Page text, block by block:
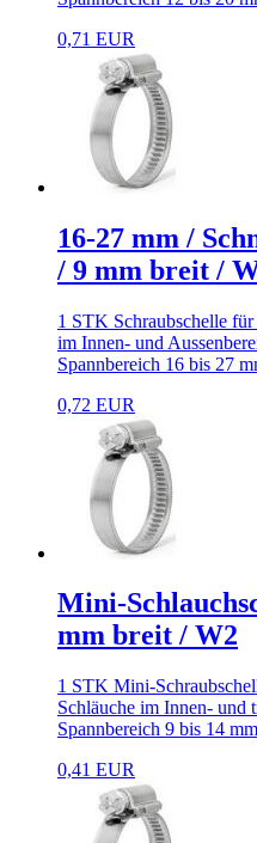
0,71 EUR
16-27 mm /
/ 9 mm breit /
1 STK Schraubschelle
im Innen- und
Spannbereich 16 bis 27
0,72 EUR
Mini-
mm breit / W2
1 STK Mini-
Schläuche im Innen- und
Spannbereich 9 bis 14
0,41 EUR